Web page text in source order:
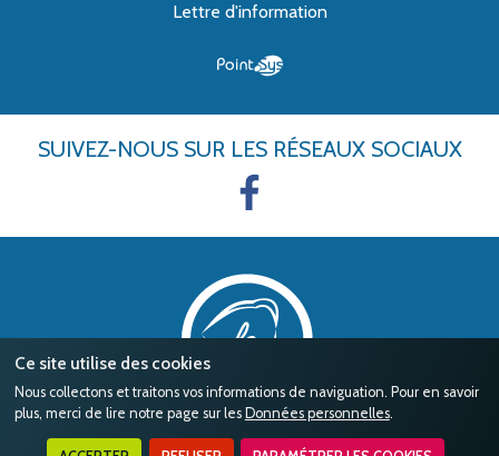
Ce site utilise des cookies
Nous collectons et traitons vos informations de naviguation. Pour en savoir
plus, merci de lire notre page sur les Données personnelles.
Lettre d'information
SUIVEZ-NOUS SUR LES RÉSEAUX SOCIAUX